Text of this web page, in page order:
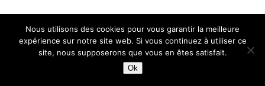
Nous utilisons des cookies pour vous garantir la meilleure
expérience sur notre site web. Si vous continuez à utiliser ce
site, nous supposerons que vous en êtes satisfait.
Ok